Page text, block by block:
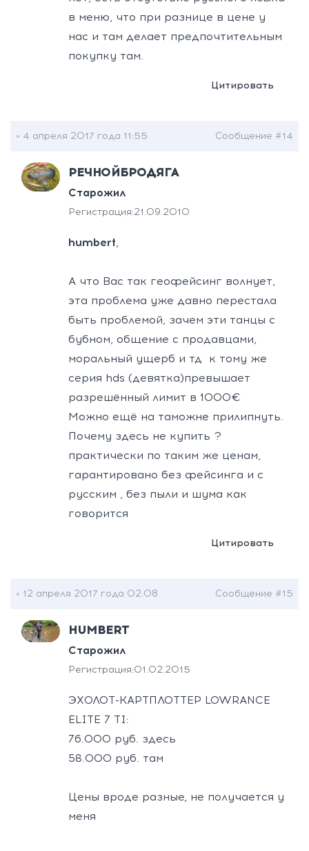
в меню, что при разнице в цене у
нас и там делает предпочтительным
покупку там.
Цитировать
» 4 апреля 2017 года 11:55 Сообщение #14
РЕЧНОЙБРОДЯГА
Старожил
Регистрация:21.09.2010
humbert,
А что Вас так геофейсинг волнует,
эта проблема уже давно перестала
быть проблемой, зачем эти танцы с
бубном, общение с продавцами,
моральный ущерб и тд
к тому же
серия hds (девятка)превышает
разрешённый лимит в 1000€
Можно ещё на таможне прилипнуть.
Почему здесь не купить ?
практически по таким же ценам,
гарантировано без фейсинга и с
русским , без пыли и шума как
говорится
Цитировать
» 12 апреля 2017 года 02:08 Сообщение #15
HUMBERT
Старожил
Регистрация:01.02.2015
ЭХОЛОТ-КАРТПЛОТТЕР LOWRANCE
ELITE 7 TI:
76.000 руб. здесь
58.000 руб. там
Цены вроде разные, не получается у
меня